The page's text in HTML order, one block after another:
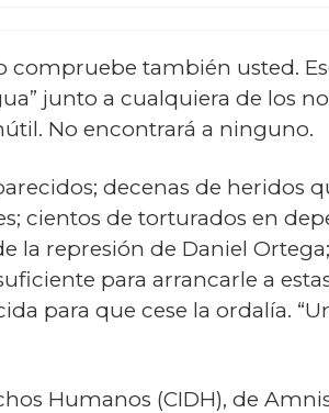
compruebe también usted.
junto a cualquiera de los
No encontrará a ninguno.
decenas de heridos
cientos de torturados en
la represión de Daniel
para arrancarle a
para que cese la ordalía.
Humanos (CIDH), de